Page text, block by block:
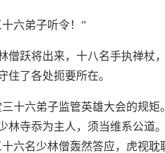
六弟子听令！”
僧跃将出来，十八名手执禅杖
住了各处扼要所在。
十六弟子监管英雄大会的规
林寺忝为主人，须当维系公道
六名少林僧轰然答应，虎视耽